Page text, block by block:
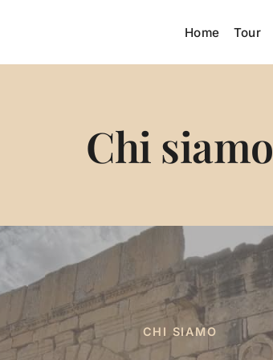
Home Tour
Chi siamo
CHI SIAMO